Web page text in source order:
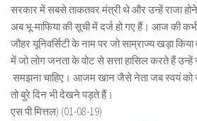
सरकार में सबसे ताकतवर मंत्री थे और उन्हें राजा
अब भू-माफिया की सूची में दर्ज हो गए हैं। आज की कभी
जौहर यूनिवर्सिटी के नाम पर जो साम्राज्य खड़ा
में जो लोग जनता के वोट से सत्ता हासिल करते हैं
समझना चाहिए। आजम खान जैसे नेता जब स्वयं को
तो बुरे दिन भी देखने पड़ते हैं।
एस.पी.मित्तल) (01-08-19)